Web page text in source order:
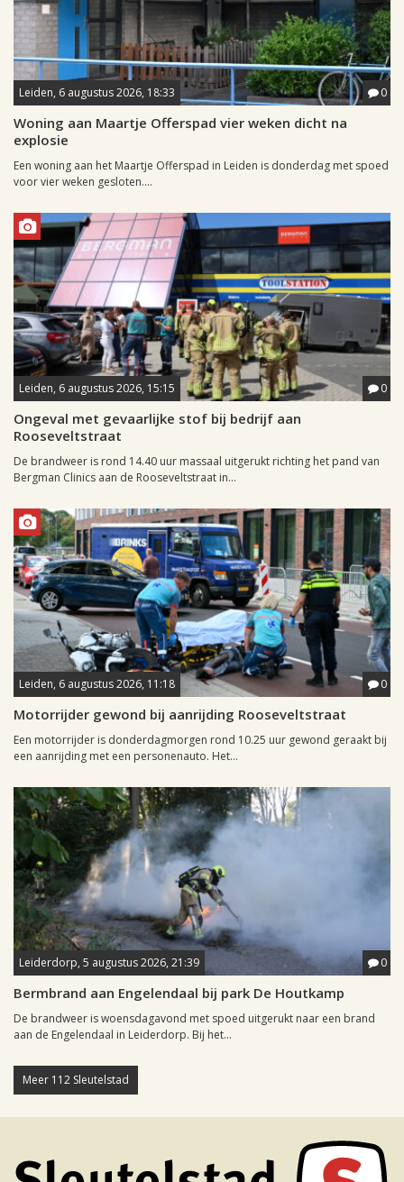
Leiden, 6 augustus 2026, 18:33 0
Woning aan Maartje Offerspad vier weken dicht na
explosie
Een woning aan het Maartje Offerspad in Leiden is donderdag met spoed
voor vier weken gesloten....
Leiden, 6 augustus 2026, 15:15 0
Ongeval met gevaarlijke stof bij bedrijf aan
Rooseveltstraat
De brandweer is rond 14.40 uur massaal uitgerukt richting het pand van
Bergman Clinics aan de Rooseveltstraat in...
Leiden, 6 augustus 2026, 11:18 0
Motorrijder gewond bij aanrijding Rooseveltstraat
Een motorrijder is donderdagmorgen rond 10.25 uur gewond geraakt bij
een aanrijding met een personenauto. Het...
Leiderdorp, 5 augustus 2026, 21:39 0
Bermbrand aan Engelendaal bij park De Houtkamp
De brandweer is woensdagavond met spoed uitgerukt naar een brand
aan de Engelendaal in Leiderdorp. Bij het...
Meer 112 Sleutelstad